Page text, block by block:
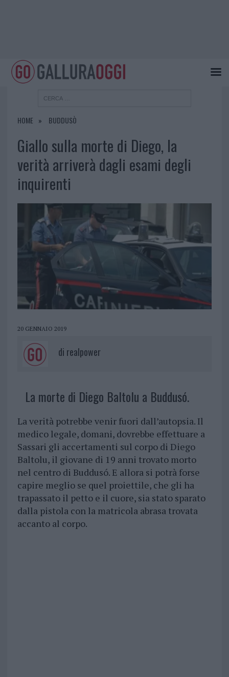
HOME BUDDUSÒ
Giallo sulla morte di Diego, la
verità arriverà dagli esami degli
inquirenti
20 GENNAIO 2019
di realpower
La morte di Diego Baltolu a Buddusó.
La verità potrebbe venir fuori dall’autopsia. Il
medico legale, domani, dovrebbe effettuare a
Sassari gli accertamenti sul corpo di Diego
Baltolu, il giovane di 19 anni trovato morto
nel centro di Buddusó. E allora si potrà forse
capire meglio se quel proiettile, che gli ha
trapassato il petto e il cuore, sia stato sparato
dalla pistola con la matricola abrasa trovata
accanto al corpo.